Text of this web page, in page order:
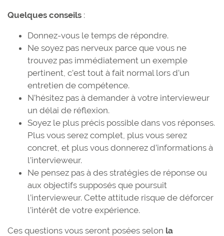
Quelques conseils :
Donnez-vous le temps de répondre.
Ne soyez pas nerveux parce que vous ne
trouvez pas immédiatement un exemple
pertinent, c’est tout à fait normal lors d’un
entretien de compétence.
N’hésitez pas à demander à votre intervieweur
un délai de réflexion.
Soyez le plus précis possible dans vos réponses.
Plus vous serez complet, plus vous serez
concret, et plus vous donnerez d’informations à
l’intervieweur.
Ne pensez pas à des stratégies de réponse ou
aux objectifs supposés que poursuit
l’intervieweur. Cette attitude risque de déforcer
l’intérêt de votre expérience.
Ces questions vous seront posées selon la